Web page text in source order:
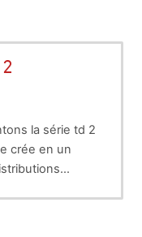
la série td 2
crée en un